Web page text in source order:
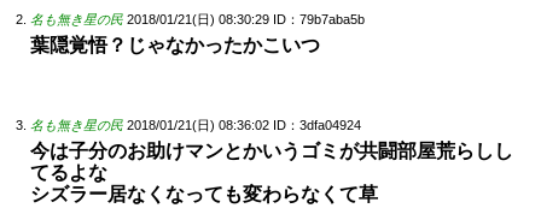
名も無き星の民 2018/01/21(日) 08:30:29 ID：79b7aba5b
葉隠覚悟？じゃなかったかこいつ
名も無き星の民 2018/01/21(日) 08:36:02 ID：3dfa04924
今は子分のお助けマンとかいうゴミが共闘部屋荒らしし
てるよな
シズラー居なくなっても変わらなくて草